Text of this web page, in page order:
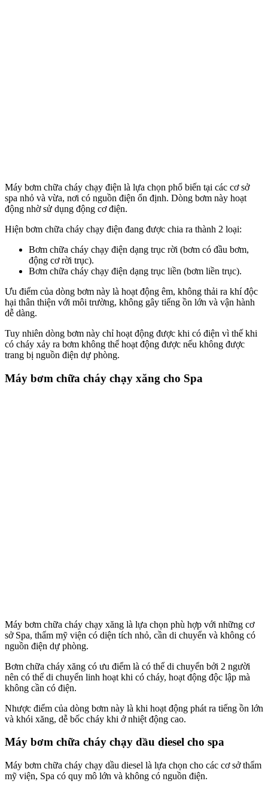
Máy bơm chữa cháy chạy điện là lựa chọn phổ biến tại các cơ sở
spa nhỏ và vừa, nơi có nguồn điện ổn định. Dòng bơm này hoạt
động nhờ sử dụng động cơ điện.
Hiện bơm chữa cháy chạy điện đang được chia ra thành 2 loại:
Bơm chữa cháy chạy điện dạng trục rời (bơm có đầu bơm,
động cơ rời trục).
Bơm chữa cháy chạy điện dạng trục liền (bơm liền trục).
Ưu điểm của dòng bơm này là hoạt động êm, không thải ra khí độc
hại thân thiện với môi trường, không gây tiếng ồn lớn và vận hành
dễ dàng.
Tuy nhiên dòng bơm này chỉ hoạt động được khi có điện vì thế khi
có cháy xảy ra bơm không thể hoạt động được nếu không được
trang bị nguồn điện dự phòng.
Máy bơm chữa cháy chạy xăng cho Spa
Máy bơm chữa cháy chạy xăng là lựa chọn phù hợp với những cơ
sở Spa, thẩm mỹ viện có diện tích nhỏ, cần di chuyển và không có
nguồn điện dự phòng.
Bơm chữa cháy xăng có ưu điểm là có thể di chuyển bởi 2 người
nên có thể di chuyển linh hoạt khi có cháy, hoạt động độc lập mà
không cần có điện.
Nhược điểm của dòng bơm này là khi hoạt động phát ra tiếng ồn lớn
và khói xăng, dễ bốc cháy khi ở nhiệt động cao.
Máy bơm chữa cháy chạy dầu diesel cho spa
Máy bơm chữa cháy chạy dầu diesel là lựa chọn cho các cơ sở thẩm
mỹ viện, Spa có quy mô lớn và không có nguồn điện.